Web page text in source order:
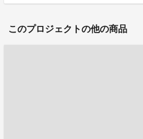
このプロジェクトの他の商品